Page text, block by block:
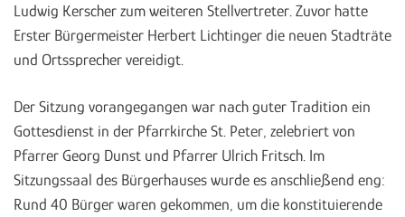
Ludwig Kerscher zum weiteren Stellvertreter. Zuvor hatte
Erster Bürgermeister Herbert Lichtinger die neuen Stadträte
und Ortssprecher vereidigt.
Der Sitzung vorangegangen war nach guter Tradition ein
Gottesdienst in der Pfarrkirche St. Peter, zelebriert von
Pfarrer Georg Dunst und Pfarrer Ulrich Fritsch. Im
Sitzungssaal des Bürgerhauses wurde es anschließend eng:
Rund 40 Bürger waren gekommen, um die konstituierende